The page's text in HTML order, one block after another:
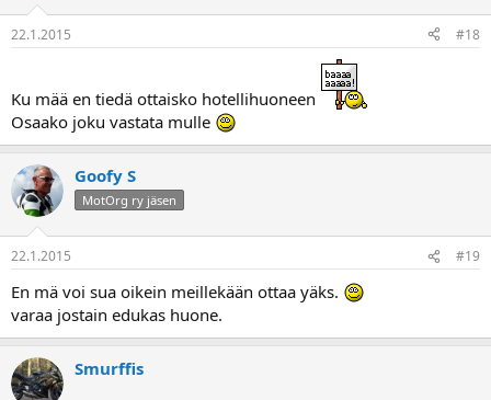
22.1.2015 #18
Ku mää en tiedä ottaisko hotellihuoneen
Osaako joku vastata mulle
Goofy S
MotOrg ry jäsen
22.1.2015 #19
En mä voi sua oikein meillekään ottaa yäks.
varaa jostain edukas huone.
Smurffis